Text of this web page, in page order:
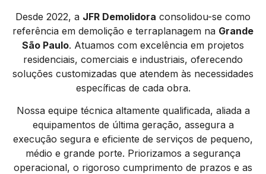
Desde 2022, a JFR Demolidora consolidou-se como
referência em demolição e terraplanagem na Grande
São Paulo. Atuamos com excelência em projetos
residenciais, comerciais e industriais, oferecendo
soluções customizadas que atendem às necessidades
específicas de cada obra.
Nossa equipe técnica altamente qualificada, aliada a
equipamentos de última geração, assegura a
execução segura e eficiente de serviços de pequeno,
médio e grande porte. Priorizamos a segurança
operacional, o rigoroso cumprimento de prazos e as